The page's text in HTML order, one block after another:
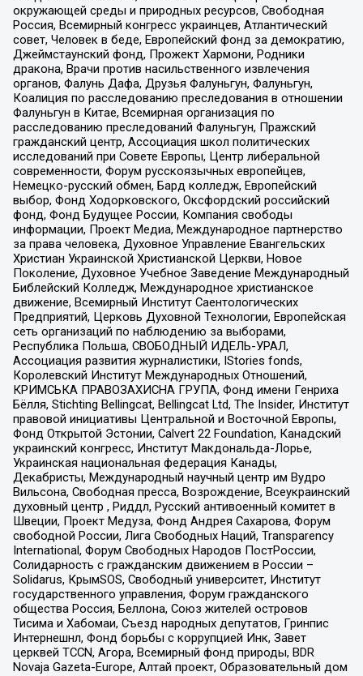
окружающей среды и природных ресурсов, Свободная
Россия, Всемирный конгресс украинцев, Атлантический
совет, Человек в беде, Европейский фонд за демократию,
Джеймстаунский фонд, Прожект Хармони, Родники
дракона, Врачи против насильственного извлечения
органов, Фалунь Дафа, Друзья Фалуньгун, Фалуньгун,
Коалиция по расследованию преследования в отношении
Фалуньгун в Китае, Всемирная организация по
расследованию преследований Фалуньгун, Пражский
гражданский центр, Ассоциация школ политических
исследований при Совете Европы, Центр либеральной
современности, Форум русскоязычных европейцев,
Немецко-русский обмен, Бард колледж, Европейский
выбор, Фонд Ходорковского, Оксфордский российский
фонд, Фонд Будущее России, Компания свободы
информации, Проект Медиа, Международное партнерство
за права человека, Духовное Управление Евангельских
Христиан Украинской Христианской Церкви, Новое
Поколение, Духовное Учебное Заведение Международный
Библейский Колледж, Международное христианское
движение, Всемирный Институт Саентологических
Предприятий, Церковь Духовной Технологии, Европейская
сеть организаций по наблюдению за выборами,
Республика Польша, СВОБОДНЫЙ ИДЕЛЬ-УРАЛ,
Ассоциация развития журналистики, IStories fonds,
Королевский Институт Международных Отношений,
КРИМСЬКА ПРАВОЗАХИСНА ГРУПА, Фонд имени Генриха
Бёлля, Stichting Bellingcat, Bellingcat Ltd, The Insider, Институт
правовой инициативы Центральной и Восточной Европы,
Фонд Открытой Эстонии, Calvert 22 Foundation, Канадский
украинский конгресс, Институт Макдональда-Лорье,
Украинская национальная федерация Канады,
Декабристы, Международный научный центр им Вудро
Вильсона, Свободная пресса, Возрождение, Всеукраинский
духовный центр , Риддл, Русский антивоенный комитет в
Швеции, Проект Медуза, Фонд Андрея Сахарова, Форум
свободной России, Лига Свободных Наций, Transparеncy
International, Форум Свободных Народов ПостРоссии,
Солидарность с гражданским движением в России –
Solidarus, КрымSOS, Свободный университет, Институт
государственного управления, Форум гражданского
общества Россия, Беллона, Союз жителей островов
Тисима и Хабомаи, Съезд народных депутатов, Гринпис
Интернешнл, Фонд борьбы с коррупцией Инк, Завет
церквей TCCN, Агора, Всемирный фонд природы, BDR
Novaja Gazeta-Europe, Алтай проект, Образовательный дом